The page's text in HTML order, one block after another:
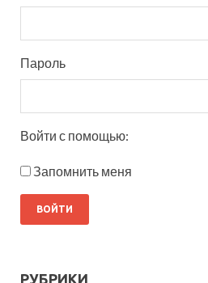
Пароль
Войти с помощью:
Запомнить меня
РУБРИКИ